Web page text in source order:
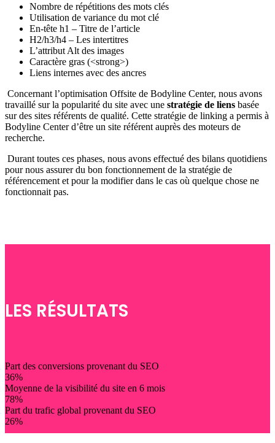
Nombre de répétitions des mots clés
Utilisation de variance du mot clé
En-tête h1 – Titre de l’article
H2/h3/h4 – Les intertitres
L’attribut Alt des images
Caractère gras (<strong>)
Liens internes avec des ancres
Concernant l’optimisation Offsite de Bodyline Center, nous avons
travaillé sur la popularité du site avec une stratégie de liens basée
sur des sites référents de qualité. Cette stratégie de linking a permis à
Bodyline Center d’être un site référent auprès des moteurs de
recherche.
Durant toutes ces phases, nous avons effectué des bilans quotidiens
pour nous assurer du bon fonctionnement de la stratégie de
référencement et pour la modifier dans le cas où quelque chose ne
fonctionnait pas.
LES RÉSULTATS
Part des conversions provenant du SEO
36%
Moyenne de la visibilité du site en 6 mois
78%
Part du trafic global provenant du SEO
26%